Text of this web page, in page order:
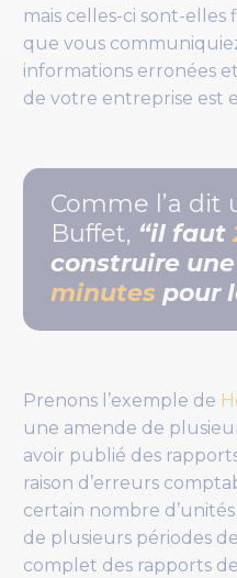
mais celles-ci sont-elles
que vous
informations erronées
de votre entreprise est
Comme l’a dit
Buffet, “il faut
construire
minutes pour
Prenons l’exemple de
une amende de
avoir publié des
raison d’erreurs
certain nombre
de plusieurs périodes
complet des rapports